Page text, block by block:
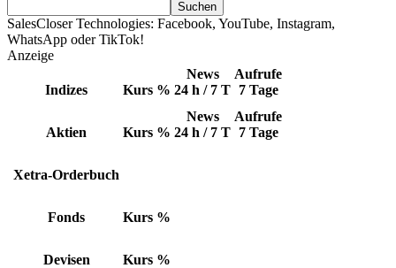
SalesCloser Technologies: Facebook, YouTube, Instagram,
WhatsApp oder TikTok!
Anzeige
Indizes Kurs %
News
24 h / 7 T
Aufrufe
7 Tage
Aktien Kurs %
News
24 h / 7 T
Aufrufe
7 Tage
Xetra-Orderbuch
Fonds Kurs %
Devisen Kurs %